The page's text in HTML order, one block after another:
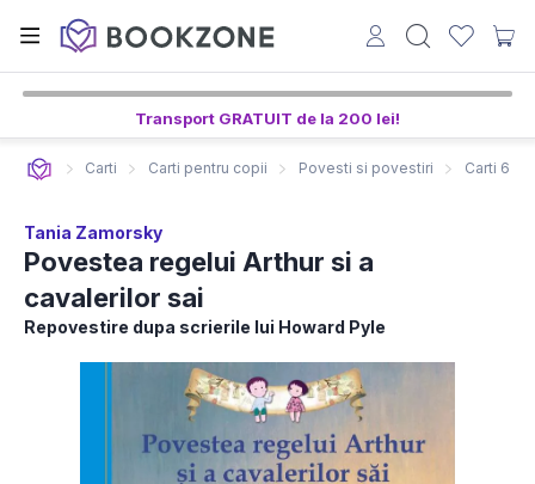
Transport GRATUIT de la 200 lei!
Carti Carti pentru copii Povesti si povestiri Carti 6-8
Tania Zamorsky
Povestea regelui Arthur si a
cavalerilor sai
Repovestire dupa scrierile lui Howard Pyle